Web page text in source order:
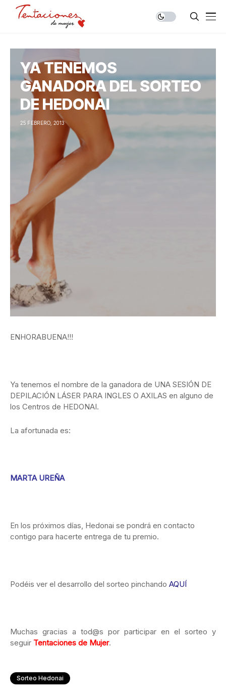
YA TENEMOS
GANADORA DEL SORTEO
DE HEDONAI
25 FEBRERO, 2013
ENHORABUENA!!!
Ya tenemos el nombre de la ganadora de UNA SESIÓN DE
DEPILACIÓN LÁSER PARA INGLES O AXILAS en alguno de
los Centros de HEDONAI.
La afortunada es:
MARTA UREÑA
En los próximos días, Hedonai se pondrá en contacto
contigo para hacerte entrega de tu premio.
Podéis ver el desarrollo del sorteo pinchando AQUÍ
Muchas gracias a tod@s por participar en el sorteo y
seguir Tentaciones de Mujer.
Sorteo Hedonai